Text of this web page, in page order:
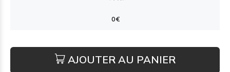
AJOUTER AU PANIER